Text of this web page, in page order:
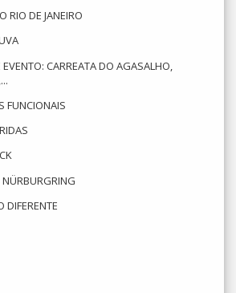
RIO DE JANEIRO
EVENTO: CARREATA DO AGASALHO,
FUNCIONAIS
DIFERENTE